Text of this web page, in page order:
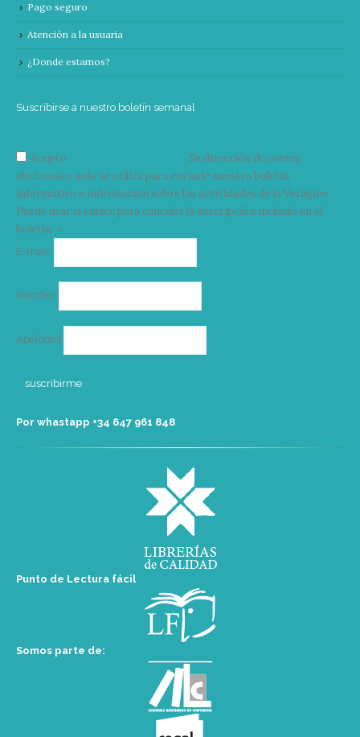
Pago seguro
Atención a la usuaria
¿Donde estamos?
Suscribirse a nuestro boletín semanal
Acepto
Su dirección de correo
electrónico solo se utiliza para enviarle nuestro boletín
informativo e información sobre las actividades de la Vorágine.
Puede usar el enlace para cancelar la suscripción incluido en el
boletín. >
E-mail*
Nombre
Apellidos
Por whastapp +34 ‭647 961 848‬
Punto de Lectura fácil
Somos parte de: